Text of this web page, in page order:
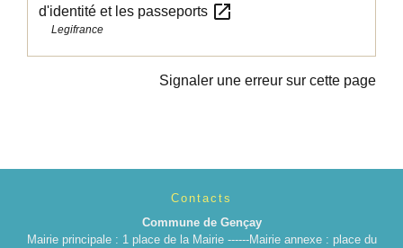
d'identité et les passeports open_in_new
Legifrance
Signaler une erreur sur cette page
Contacts
Commune de Gençay
Mairie principale : 1 place de la Mairie ------Mairie annexe : place du